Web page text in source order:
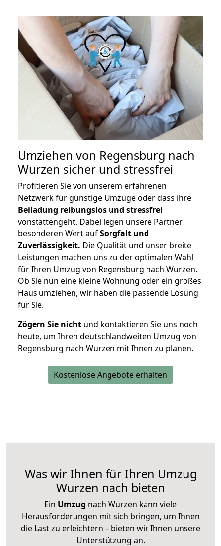
Umziehen von Regensburg nach
Wurzen sicher und stressfrei
Profitieren Sie von unserem erfahrenen
Netzwerk für günstige Umzüge oder dass ihre
Beiladung reibungslos und stressfrei
vonstattengeht. Dabei legen unsere Partner
besonderen Wert aufSorgfalt und
Zuverlässigkeit. Die Qualität und unser breite
Leistungen machen uns zu der optimalen Wahl
für Ihren Umzug von Regensburg nach Wurzen.
Ob Sie nun eine kleine Wohnung oder ein großes
Haus umziehen, wir haben die passende Lösung
für Sie.
Zögern Sie nicht und kontaktieren Sie uns noch
heute, um Ihren deutschlandweiten Umzug von
Regensburg nach Wurzen mit Ihnen zu planen.
Kostenlose Angebote erhalten
Was wir Ihnen für Ihren Umzug
Wurzen nach bieten
Ein Umzug nach Wurzen kann viele
Herausforderungen mit sich bringen, um Ihnen
die Last zu erleichtern – bieten wir Ihnen unsere
Unterstützung an.